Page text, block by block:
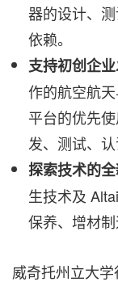
器的设计、
依赖。
支持初创企业
作的航空航
平台的优先
发、测试、认
探索技术的全
生技术及
保养、增材
威奇托州立大学